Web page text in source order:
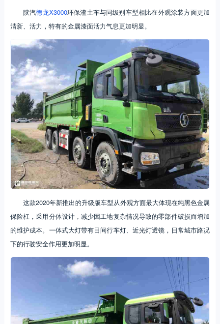
陕汽德龙X3000环保渣土车与同级别车型相比在外观涂装方面更加
清新、活力，特有的金属漆面活力气息更加明显。
这款2020年新推出的升级版车型从外观方面最大体现在纯黑色金属
保险杠，采用分体设计，减少因工地复杂情况导致的零部件破损而增加
的维护成本。一体式大灯带有日间行车灯、近光灯透镜，日常城市路况
下的行驶安全作用更加明显。